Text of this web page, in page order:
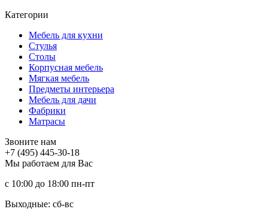
Категории
Мебель для кухни
Стулья
Столы
Корпусная мебель
Мягкая мебель
Предметы интерьера
Мебель для дачи
Фабрики
Матраcы
Звоните нам
+7 (495) 445-30-18
Мы работаем для Вас
с 10:00 до 18:00 пн-пт
Выходные: сб-вc